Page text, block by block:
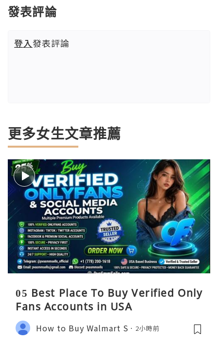
發表評論
登入發表評論
更多女生文章推薦
05 Best Place To Buy Verified Only
Fans Accounts in USA
How to Buy Walmart S 2小時前